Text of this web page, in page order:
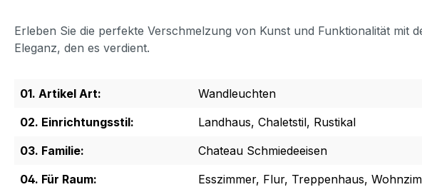
Erleben Sie die perfekte Verschmelzung von Kunst und Funktionalität mit
Eleganz, den es verdient.
01. Artikel Art:
Wandleuchten
02. Einrichtungsstil:
Landhaus, Chaletstil, Rustikal
03. Familie:
Chateau Schmiedeeisen
04. Für Raum:
Esszimmer, Flur, Treppenhaus,